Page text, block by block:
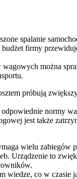
spalanie
firmy
można
próbują
normy
jest także
wielu zabiegów
Urządzenie to
wiedze, co w czasie